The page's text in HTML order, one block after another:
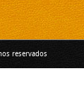
reservados